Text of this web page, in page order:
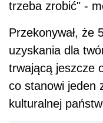
trzeba zrobić" -
Przekonywał, że
uzyskania dla
trwającą jeszcze
co stanowi jeden
kulturalnej